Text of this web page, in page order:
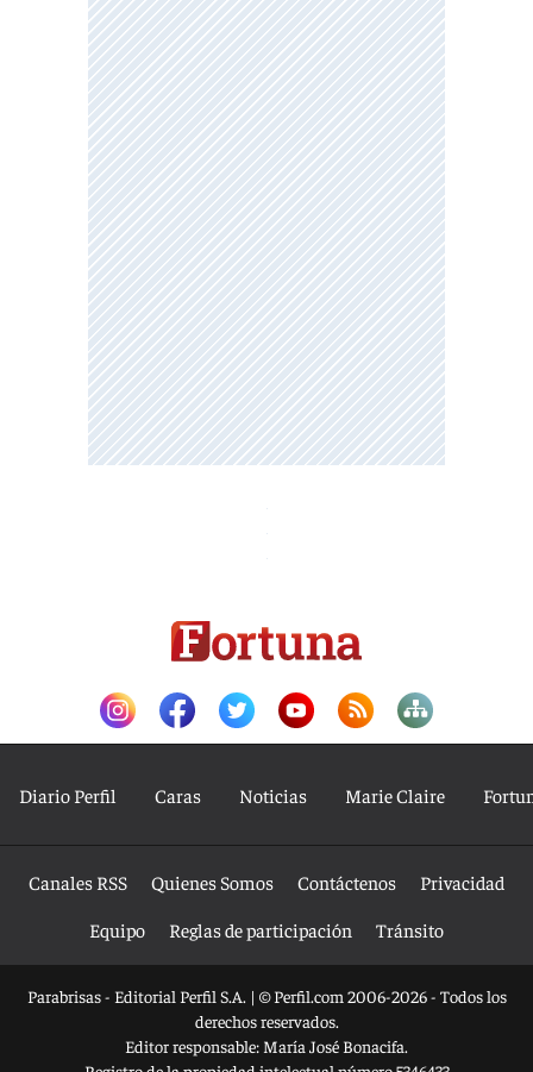
Diario Perfil Caras Noticias Marie Claire
Canales RSS Quienes Somos Contáctenos
Privacidad
Equipo
Reglas de participación Tránsito
Parabrisas - Editorial Perfil S.A. | © Perfil.com 2006-2026 - Todos los
derechos reservados.
Editor responsable: María José Bonacifa.